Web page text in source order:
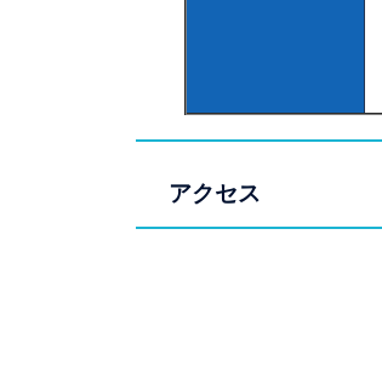
アクセス